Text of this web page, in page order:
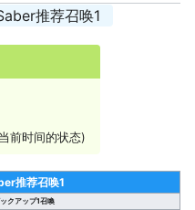
推荐召唤1
前时间的状态)
推荐召唤1
クアップ1召喚